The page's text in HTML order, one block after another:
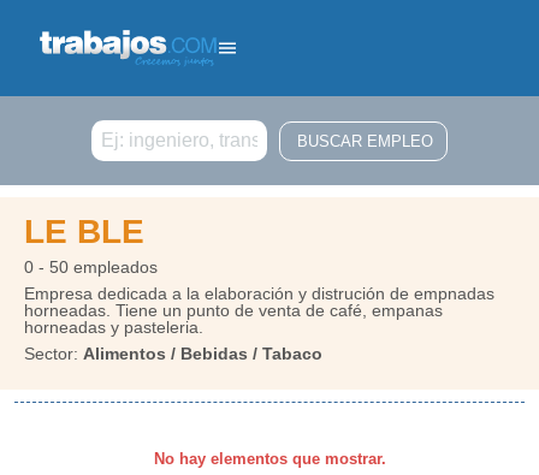
Buscar
LE BLE
0 - 50 empleados
Empresa dedicada a la elaboración y distrución de empnadas
horneadas. Tiene un punto de venta de café, empanas
horneadas y pasteleria.
Sector: Alimentos / Bebidas / Tabaco
No hay elementos que mostrar.